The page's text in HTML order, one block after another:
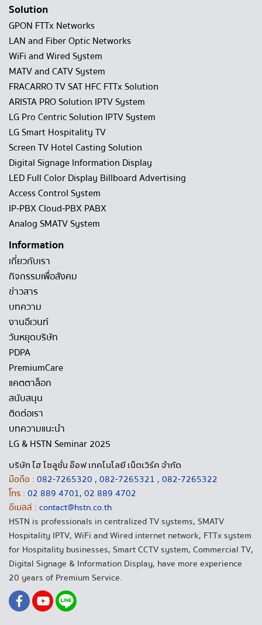
Solution
GPON FTTx Networks
LAN and Fiber Optic Networks
WiFi and Wired System
MATV and CATV System
FRACARRO TV SAT HFC FTTx Solution
ARISTA PRO Solution IPTV System
LG Pro Centric Solution IPTV System
LG Smart Hospitality TV
Screen TV Hotel Casting Solution
Digital Signage Information Display
LED Full Color Display Billboard Advertising
Access Control System
IP-PBX Cloud-PBX PABX
Analog SMATV System
Information
เกี่ยวกับเรา
กิจกรรมเพื่อสังคม
ข่าวสาร
บทความ
งานอีเวนท์
วันหยุดบริษัท
PDPA
PremiumCare
แคตตาล็อก
สนับสนุน
ติดต่อเรา
บทความแนะนำ
LG & HSTN Seminar 2025
บริษัท ไฮ โซลูชั่น อ๊อฟ เทคโนโลยี เน็ตเวิร์ค จำกัด
มือถือ : 082-7265320 , 082-7265321 , 082-7265322
โทร : 02 889 4701, 02 889 4702
อีเมลล์ : contact@hstn.co.th
HSTN is professionals in centralized TV systems, SMATV
Hospitality IPTV, WiFi and Wired internet network, FTTx system
for Hospitality businesses, Smart CCTV system, Commercial TV,
Digital Signage & Information Display, have more experience
20 years of Premium Service.